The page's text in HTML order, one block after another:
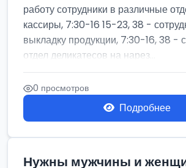
работу сотрудники в различные
кассиры, 7:30-16 15-23, 38 -
выкладку продукции, 7:30-16, 38 -
отдел деликатесов на нарез...
0 просмотров
Подробнее
Нужны мужчины и